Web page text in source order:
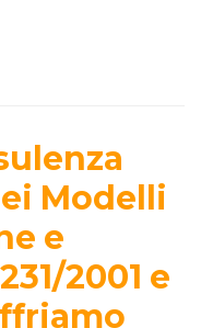
Modelli
e
2001 e